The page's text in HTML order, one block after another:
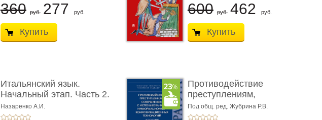
360 руб. 277 руб.
Купить
600 руб. 462 руб.
Купить
Итальянский язык.
Начальный этап. Часть 2.
Учеб� ...
Назаренко А.И.
Противодействие
преступлениям,
совершаемым с ...
Под общ. ред. Жубрина Р.В.